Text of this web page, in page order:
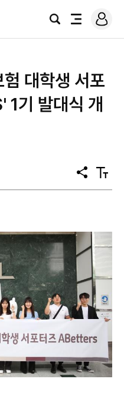
검
전
로
그
대학생 서포
기 발대식 개
공
유
텍
스